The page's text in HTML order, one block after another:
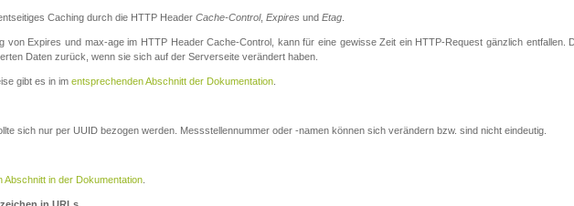
Caching durch die HTTP Header Cache-Control, Expires und Etag.
von Expires und max-age im HTTP Header Cache-Control, kann für eine gewisse Zeit ein HTTP-Request gänzlich entfallen.
Daten zurück, wenn sie sich auf der Serverseite verändert haben.
gibt es in im entsprechenden Abschnitt der Dokumentation.
sich nur per UUID bezogen werden. Messstellennummer oder -namen können sich verändern bzw. sind nicht eindeutig.
Abschnitt in der Dokumentation.